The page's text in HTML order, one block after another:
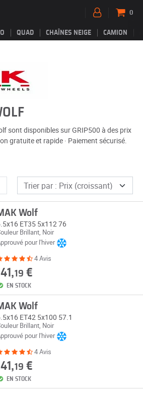
QUAD CHAÎNES NEIGE CAMION
0
sont disponibles sur GRIP500 à des prix
gratuite et rapide · Paiement sécurisé.
Wolf
ET35 5x112 76
Brillant, Noir
pour l'hiver
4 Avis
19 €
EN STOCK
Wolf
ET42 5x100 57.1
Brillant, Noir
pour l'hiver
4 Avis
19 €
EN STOCK